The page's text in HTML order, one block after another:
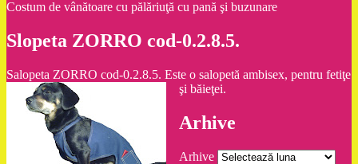
Costum de vânătoare cu pălăriuţă cu pană şi buzunare
Slopeta ZORRO cod-0.2.8.5.
Salopeta ZORRO cod-0.2.8.5. Este o salopetă ambisex, pentru fetiţe
şi băieţei.
Arhive
Arhive